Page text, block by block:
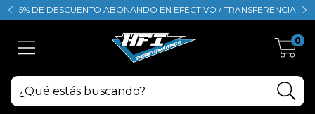
5% DE DESCUENTO ABONANDO EN EFECTIVO / TRANSFERENCIA
0